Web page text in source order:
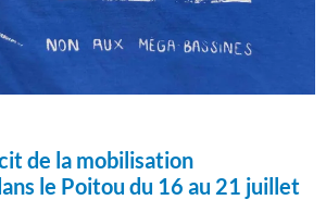
de la mobilisation
le Poitou du 16 au 21 juillet